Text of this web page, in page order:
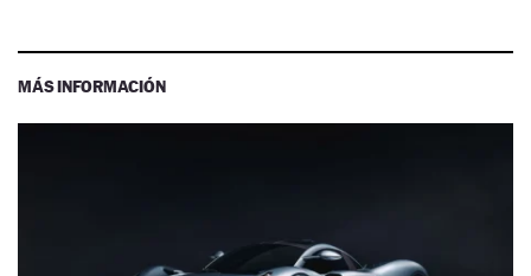
MÁS INFORMACIÓN